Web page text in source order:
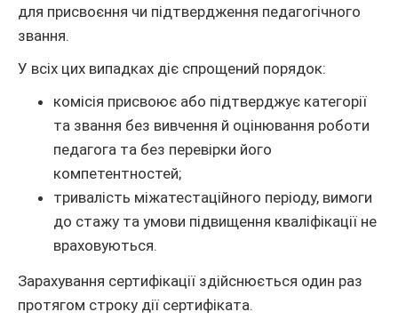
для присвоєння чи підтвердження педагогічного
звання.
У всіх цих випадках діє спрощений порядок:
комісія присвоює або підтверджує категорії
та звання без вивчення й оцінювання роботи
педагога та без перевірки його
компетентностей;
тривалість міжатестаційного періоду, вимоги
до стажу та умови підвищення кваліфікації не
враховуються.
Зарахування сертифікації здійснюється один раз
протягом строку дії сертифіката.